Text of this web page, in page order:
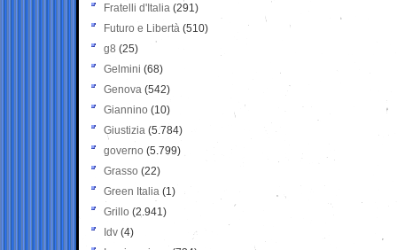
Fratelli d'Italia (291)
Futuro e Libertà (510)
g8 (25)
Gelmini (68)
Genova (542)
Giannino (10)
Giustizia (5.784)
governo (5.799)
Grasso (22)
Green Italia (1)
Grillo (2.941)
Idv (4)